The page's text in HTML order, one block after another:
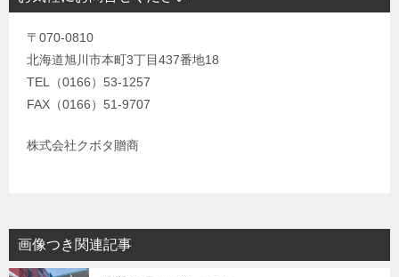
〒070-0810
北海道旭川市本町3丁目437番地18
TEL（0166）53-1257
FAX（0166）51-9707
株式会社クボタ贈商
画像つき関連記事